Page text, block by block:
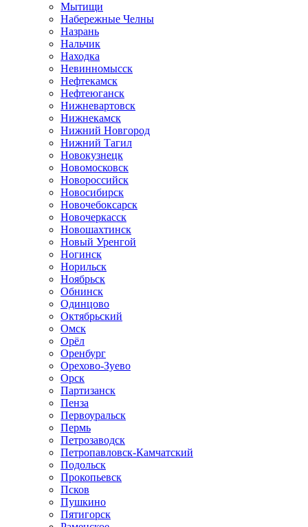
Мытищи
Набережные Челны
Назрань
Нальчик
Находка
Невинномысск
Нефтекамск
Нефтеюганск
Нижневартовск
Нижнекамск
Нижний Новгород
Нижний Тагил
Новокузнецк
Новомосковск
Новороссийск
Новосибирск
Новочебоксарск
Новочеркасск
Новошахтинск
Новый Уренгой
Ногинск
Норильск
Ноябрьск
Обнинск
Одинцово
Октябрьский
Омск
Орёл
Оренбург
Орехово-Зуево
Орск
Партизанск
Пенза
Первоуральск
Пермь
Петрозаводск
Петропавловск-Камчатский
Подольск
Прокопьевск
Псков
Пушкино
Пятигорск